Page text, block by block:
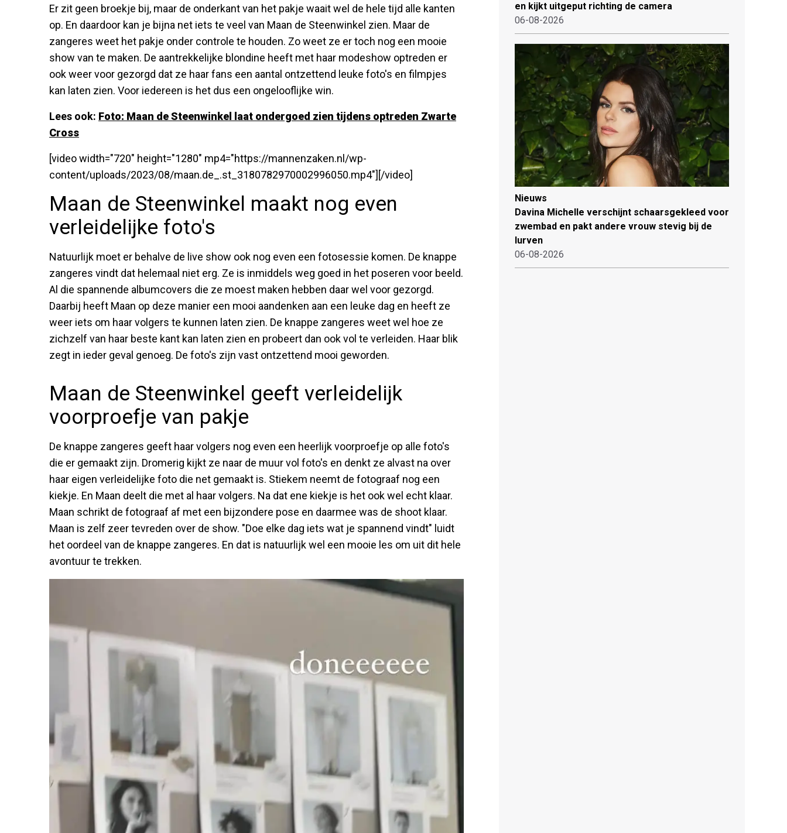
Er zit geen broekje bij, maar de onderkant van het pakje waait wel de hele tijd alle kanten
op. En daardoor kan je bijna net iets te veel van Maan de Steenwinkel zien. Maar de
zangeres weet het pakje onder controle te houden. Zo weet ze er toch nog een mooie
show van te maken. De aantrekkelijke blondine heeft met haar modeshow optreden er
ook weer voor gezorgd dat ze haar fans een aantal ontzettend leuke foto's en filmpjes
kan laten zien. Voor iedereen is het dus een ongelooflijke win.
Lees ook: Foto: Maan de Steenwinkel laat ondergoed zien tijdens optreden Zwarte
Cross
[video width="720" height="1280" mp4="https://mannenzaken.nl/wp-
content/uploads/2023/08/maan.de_.st_3180782970002996050.mp4"][/video]
Maan de Steenwinkel maakt nog even
verleidelijke foto's
Natuurlijk moet er behalve de live show ook nog even een fotosessie komen. De knappe
zangeres vindt dat helemaal niet erg. Ze is inmiddels weg goed in het poseren voor beeld.
Al die spannende albumcovers die ze moest maken hebben daar wel voor gezorgd.
Daarbij heeft Maan op deze manier een mooi aandenken aan een leuke dag en heeft ze
weer iets om haar volgers te kunnen laten zien. De knappe zangeres weet wel hoe ze
zichzelf van haar beste kant kan laten zien en probeert dan ook vol te verleiden. Haar blik
zegt in ieder geval genoeg. De foto's zijn vast ontzettend mooi geworden.
Maan de Steenwinkel geeft verleidelijk
voorproefje van pakje
De knappe zangeres geeft haar volgers nog even een heerlijk voorproefje op alle foto's
die er gemaakt zijn. Dromerig kijkt ze naar de muur vol foto's en denkt ze alvast na over
haar eigen verleidelijke foto die net gemaakt is. Stiekem neemt de fotograaf nog een
kiekje. En Maan deelt die met al haar volgers. Na dat ene kiekje is het ook wel echt klaar.
Maan schrikt de fotograaf af met een bijzondere pose en daarmee was de shoot klaar.
Maan is zelf zeer tevreden over de show. "Doe elke dag iets wat je spannend vindt" luidt
het oordeel van de knappe zangeres. En dat is natuurlijk wel een mooie les om uit dit hele
avontuur te trekken.
en kijkt uitgeput richting de camera
06-08-2026
Nieuws
Davina Michelle verschijnt schaarsgekleed voor
zwembad en pakt andere vrouw stevig bij de
lurven
06-08-2026